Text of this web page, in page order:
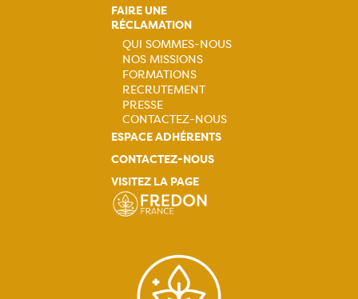
FAIRE UNE
RÉCLAMATION
Navigation
principale
QUI SOMMES-NOUS
NOS MISSIONS
FORMATIONS
RECRUTEMENT
PRESSE
CONTACTEZ-NOUS
ESPACE ADHÉRENTS
CONTACTEZ-NOUS
VISITEZ LA PAGE